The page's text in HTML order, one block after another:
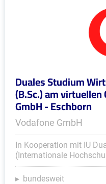
Duales Studium
(B.Sc.) am
GmbH - Eschborn
Vodafone GmbH
In Kooperation mit IU
(Internationale
bundesweit